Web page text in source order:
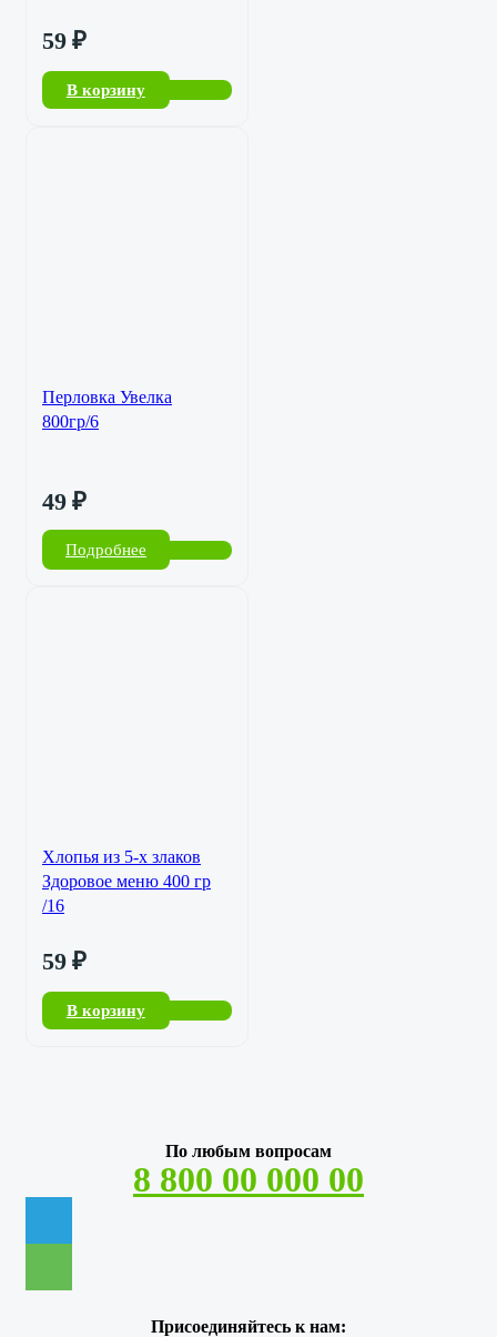
59 ₽
В корзину
Перловка Увелка
800гр/6
49 ₽
Подробнее
Хлопья из 5-х злаков
Здоровое меню 400 гр
/16
59 ₽
В корзину
По любым вопросам
8 800 00 000 00
Присоединяйтесь к нам: